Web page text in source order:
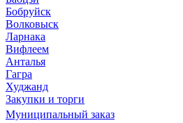
Бобруйск
Волковыск
Ларнака
Вифлеем
Анталья
Гагра
Худжанд
Закупки и торги
Муниципальный заказ